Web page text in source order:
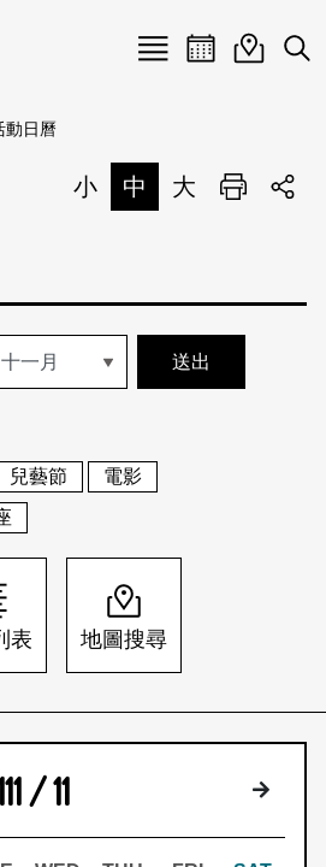
Menu
English
登入/註冊
活動日曆活動地圖
展
動日曆
小 中 大 列印
兒藝節
電影
表 地圖搜尋
/ 11 下個月